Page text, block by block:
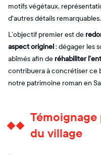
motifs végétaux,
d'autres détails remarquables.
L’objectif premier est de
aspect originel: dégager les
abîmés afin de réhabiliter
contribuera à concrétiser ce
notre patrimoine roman en
du village